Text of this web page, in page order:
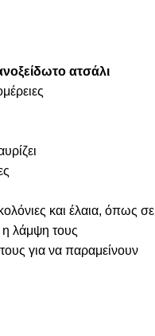
ατσάλι
και έλαια, όπως σε
η λάμψη τους
για να παραμείνουν